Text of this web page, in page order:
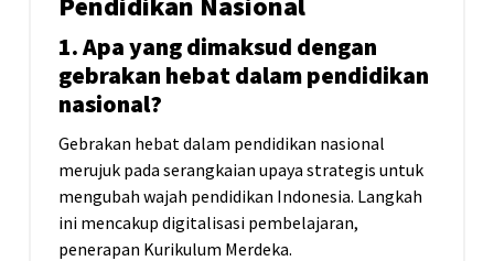
1. Apa yang dimaksud dengan
gebrakan hebat dalam pendidikan
nasional?
Gebrakan hebat dalam pendidikan nasional
merujuk pada serangkaian upaya strategis untuk
mengubah wajah pendidikan Indonesia. Langkah
ini mencakup digitalisasi pembelajaran,
penerapan Kurikulum Merdeka.